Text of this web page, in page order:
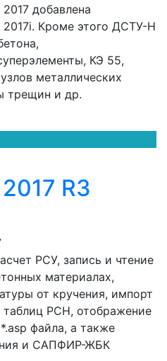
2017 добавлена
Кроме этого ДСТУ-Н
КЭ 55,
металлических
трещин и др.
R3
РСУ, запись и чтение
материалах,
от кручения, импорт
таблиц РСН, отображение
файла, а также
и САПФИР-ЖБК